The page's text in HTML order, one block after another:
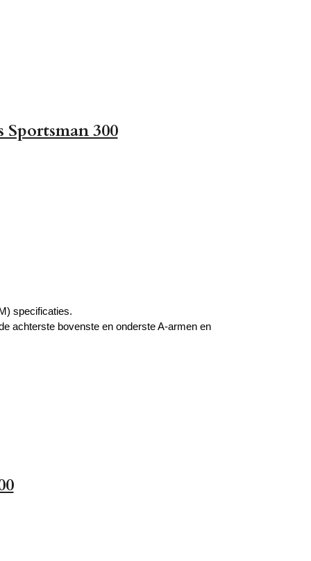
300
specificaties.
achterste bovenste en onderste A-armen en